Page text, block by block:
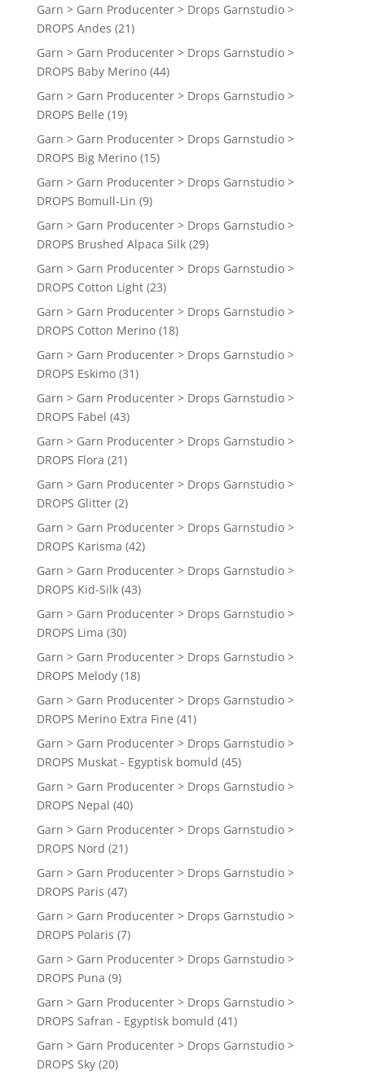
Garn > Garn Producenter > Drops Garnstudio >
DROPS Andes (21)
Garn > Garn Producenter > Drops Garnstudio >
DROPS Baby Merino (44)
Garn > Garn Producenter > Drops Garnstudio >
DROPS Belle (19)
Garn > Garn Producenter > Drops Garnstudio >
DROPS Big Merino (15)
Garn > Garn Producenter > Drops Garnstudio >
DROPS Bomull-Lin (9)
Garn > Garn Producenter > Drops Garnstudio >
DROPS Brushed Alpaca Silk (29)
Garn > Garn Producenter > Drops Garnstudio >
DROPS Cotton Light (23)
Garn > Garn Producenter > Drops Garnstudio >
DROPS Cotton Merino (18)
Garn > Garn Producenter > Drops Garnstudio >
DROPS Eskimo (31)
Garn > Garn Producenter > Drops Garnstudio >
DROPS Fabel (43)
Garn > Garn Producenter > Drops Garnstudio >
DROPS Flora (21)
Garn > Garn Producenter > Drops Garnstudio >
DROPS Glitter (2)
Garn > Garn Producenter > Drops Garnstudio >
DROPS Karisma (42)
Garn > Garn Producenter > Drops Garnstudio >
DROPS Kid-Silk (43)
Garn > Garn Producenter > Drops Garnstudio >
DROPS Lima (30)
Garn > Garn Producenter > Drops Garnstudio >
DROPS Melody (18)
Garn > Garn Producenter > Drops Garnstudio >
DROPS Merino Extra Fine (41)
Garn > Garn Producenter > Drops Garnstudio >
DROPS Muskat - Egyptisk bomuld (45)
Garn > Garn Producenter > Drops Garnstudio >
DROPS Nepal (40)
Garn > Garn Producenter > Drops Garnstudio >
DROPS Nord (21)
Garn > Garn Producenter > Drops Garnstudio >
DROPS Paris (47)
Garn > Garn Producenter > Drops Garnstudio >
DROPS Polaris (7)
Garn > Garn Producenter > Drops Garnstudio >
DROPS Puna (9)
Garn > Garn Producenter > Drops Garnstudio >
DROPS Safran - Egyptisk bomuld (41)
Garn > Garn Producenter > Drops Garnstudio >
DROPS Sky (20)